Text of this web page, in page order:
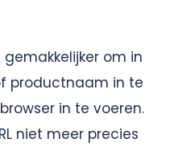
om in
productnaam in te
in te voeren.
niet meer precies